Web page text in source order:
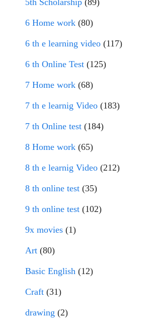
6 Home work (80)
6 th e learning video (117)
6 th Online Test (125)
7 Home work (68)
7 th e learnig Video (183)
7 th Online test (184)
8 Home work (65)
8 th e learnig Video (212)
8 th online test (35)
9 th online test (102)
9x movies (1)
Art (80)
Basic English (12)
Craft (31)
drawing (2)